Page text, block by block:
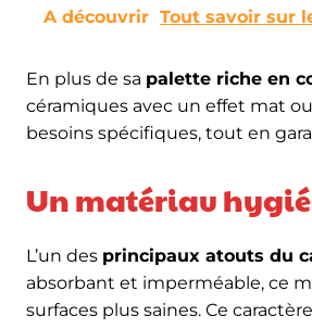
A découvrir Tout savoir sur
En plus de sa palette riche en
céramiques avec un effet mat
besoins spécifiques, tout en
Un matériau
L’un des principaux atouts du
absorbant et imperméable, ce
surfaces plus saines. Ce